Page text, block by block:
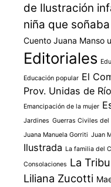
de Ilustración
niña que soñaba
Cuento Juana Manso
Editoriales
Educación popular El
Prov. Unidas de
Emancipación de la mujer
Jardines Guerras Civiles del
Juana Manuela Gorriti Juan
Ilustrada La familia del
Consolaciones La
Liliana Zucotti